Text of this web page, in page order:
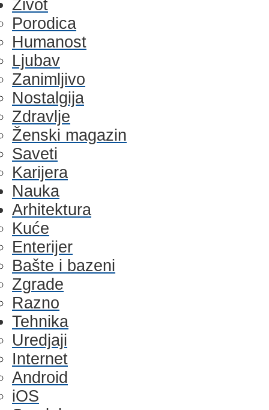
Život
Porodica
Humanost
Ljubav
Zanimljivo
Nostalgija
Zdravlje
Ženski magazin
Saveti
Karijera
Nauka
Arhitektura
Kuće
Enterijer
Bašte i bazeni
Zgrade
Razno
Tehnika
Uredjaji
Internet
Android
iOS